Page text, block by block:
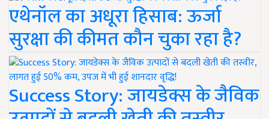
एथेनॉल का अधूरा हिसाब: ऊर्जा
सुरक्षा की कीमत कौन चुका रहा है?
Success Story: जायडेक्स के जैविक